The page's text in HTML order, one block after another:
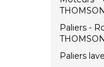
THOMSON
Paliers -
THOMSON
Paliers